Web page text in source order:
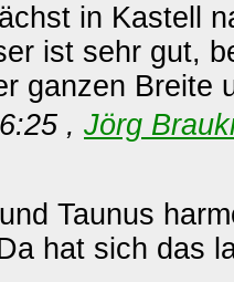
in Kastell
ist sehr gut,
ganzen Breite
, Jörg
Taunus
hat sich das